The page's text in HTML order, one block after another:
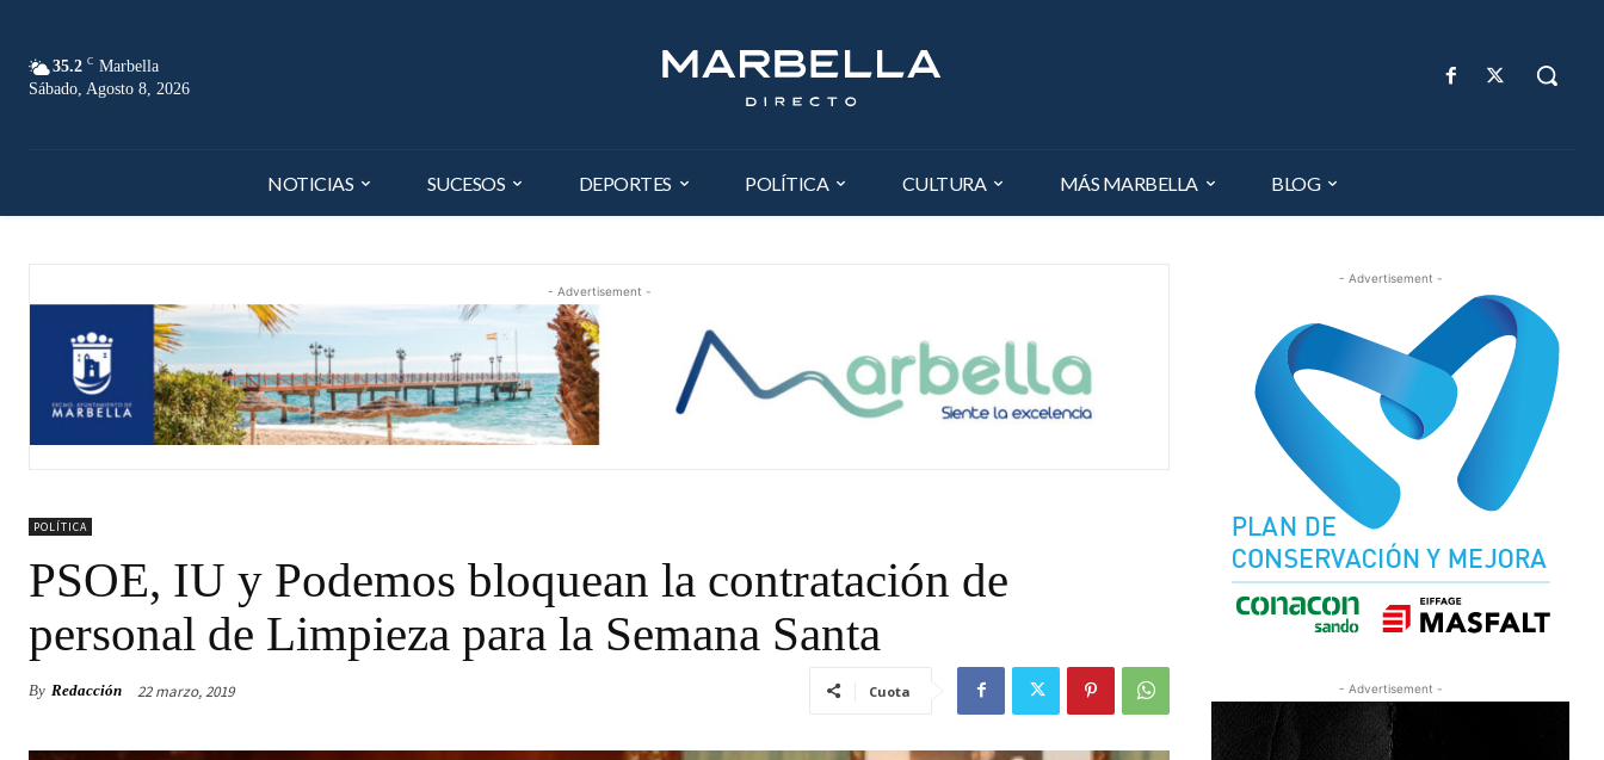
35.2 C Marbella
Sábado, Agosto 8, 2026
NOTICIAS SUCESOS DEPORTES POLÍTICA CULTURA MÁS MARBELLA BLOG
- Advertisement -
POLÍTICA
PSOE, IU y Podemos bloquean la contratación de
personal de Limpieza para la Semana Santa
By Redacción 22 marzo, 2019 Cuota
- Advertisement -
- Advertisement -